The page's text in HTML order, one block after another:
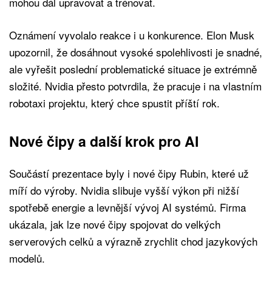
Oznámení vyvolalo reakce i u konkurence. Elon Musk
upozornil, že dosáhnout vysoké spolehlivosti je snadné,
ale vyřešit poslední problematické situace je extrémně
složité. Nvidia přesto potvrdila, že pracuje i na vlastním
robotaxi projektu, který chce spustit příští rok.
Nové čipy a další krok pro AI
Součástí prezentace byly i nové čipy Rubin, které už
míří do výroby. Nvidia slibuje vyšší výkon při nižší
spotřebě energie a levnější vývoj AI systémů. Firma
ukázala, jak lze nové čipy spojovat do velkých
serverových celků a výrazně zrychlit chod jazykových
modelů.